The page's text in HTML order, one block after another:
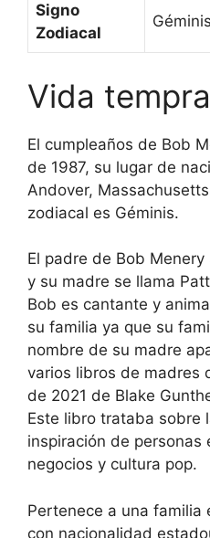
Signo
Zodiacal
Géminis
Vida
El cumpleaños de Bob
de 1987, su lugar de
Andover,
zodiacal es Géminis.
El padre de Bob
y su madre se llama
Bob es cantante y
su familia ya que su
nombre de su madre
varios libros de madres
de 2021 de Blake
Este libro trataba sobre
inspiración de personas
negocios y cultura pop.
Pertenece a una familia
con nacionalidad